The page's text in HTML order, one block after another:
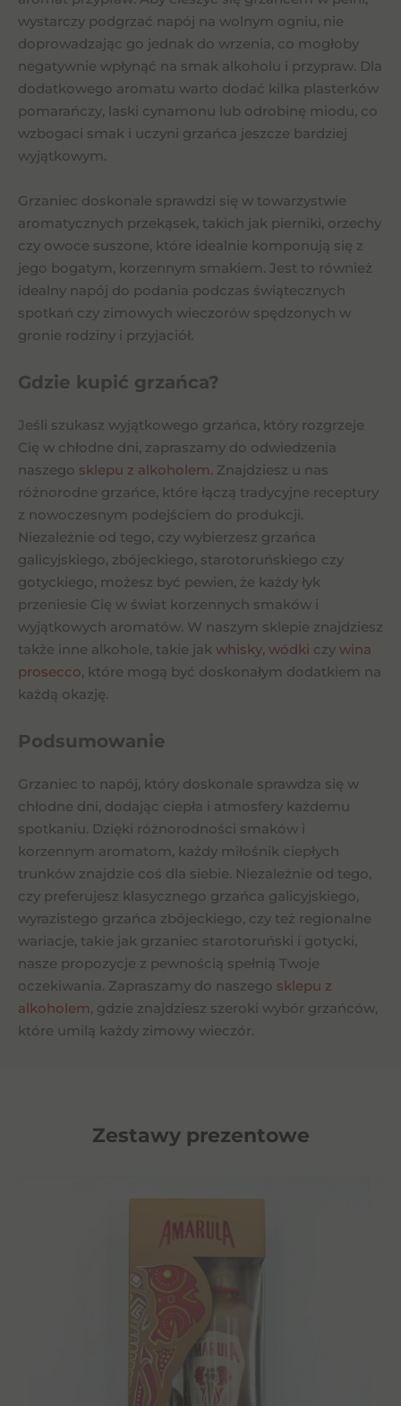
wystarczy podgrzać napój na wolnym ogniu, nie
doprowadzając go jednak do wrzenia, co mogłoby
negatywnie wpłynąć na smak alkoholu i przypraw. Dla
dodatkowego aromatu warto dodać kilka plasterków
pomarańczy, laski cynamonu lub odrobinę miodu, co
wzbogaci smak i uczyni grzańca jeszcze bardziej
wyjątkowym.
Grzaniec doskonale sprawdzi się w towarzystwie
aromatycznych przekąsek, takich jak pierniki, orzechy
czy owoce suszone, które idealnie komponują się z
jego bogatym, korzennym smakiem. Jest to również
idealny napój do podania podczas świątecznych
spotkań czy zimowych wieczorów spędzonych w
gronie rodziny i przyjaciół.
Gdzie kupić grzańca?
Jeśli szukasz wyjątkowego grzańca, który rozgrzeje
Cię w chłodne dni, zapraszamy do odwiedzenia
naszego sklepu z alkoholem. Znajdziesz u nas
różnorodne grzańce, które łączą tradycyjne receptury
z nowoczesnym podejściem do produkcji.
Niezależnie od tego, czy wybierzesz grzańca
galicyjskiego, zbójeckiego, starotoruńskiego czy
gotyckiego, możesz być pewien, że każdy łyk
przeniesie Cię w świat korzennych smaków i
wyjątkowych aromatów. W naszym sklepie znajdziesz
także inne alkohole, takie jak whisky, wódki czy wina
prosecco, które mogą być doskonałym dodatkiem na
każdą okazję.
Podsumowanie
Grzaniec to napój, który doskonale sprawdza się w
chłodne dni, dodając ciepła i atmosfery każdemu
spotkaniu. Dzięki różnorodności smaków i
korzennym aromatom, każdy miłośnik ciepłych
trunków znajdzie coś dla siebie. Niezależnie od tego,
czy preferujesz klasycznego grzańca galicyjskiego,
wyrazistego grzańca zbójeckiego, czy też regionalne
wariacje, takie jak grzaniec starotoruński i gotycki,
nasze propozycje z pewnością spełnią Twoje
oczekiwania. Zapraszamy do naszego sklepu z
alkoholem, gdzie znajdziesz szeroki wybór grzańców,
które umilą każdy zimowy wieczór.
Zestawy prezentowe